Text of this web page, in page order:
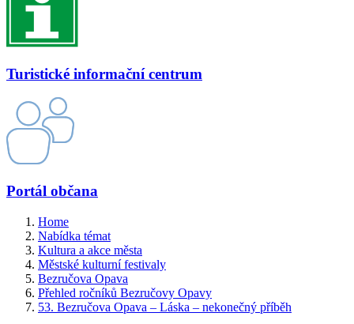
Turistické informační centrum
Portál občana
Home
Nabídka témat
Kultura a akce města
Městské kulturní festivaly
Bezručova Opava
Přehled ročníků Bezručovy Opavy
53. Bezručova Opava – Láska – nekonečný příběh